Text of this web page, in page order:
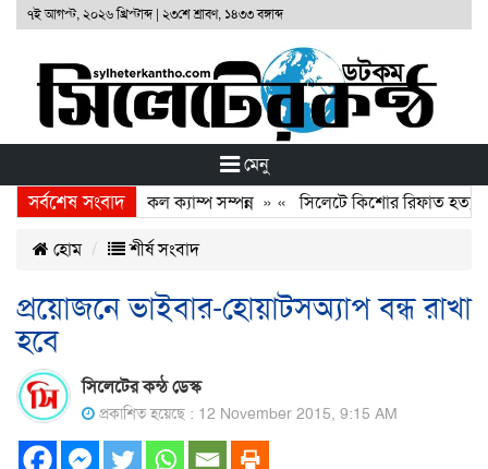
৭ই আগস্ট, ২০২৬ খ্রিস্টাব্দ| ২৩শে শ্রাবণ, ১৪৩৩ বঙ্গাব্দ
মেনু
সর্বশেষ সংবাদফ্রি মেডিকেল ক্যাম্প সম্পন্ন» « সিলেটে কিশোর রিফাত
হোম শীর্ষ সংবাদ
প্রয়োজনে ভাইবার-হোয়াটসঅ্যাপ বন্ধ রাখা
হবে
সিলেটের কন্ঠ ডেস্ক
প্রকাশিত হয়েছে : 12 November 2015, 9:15 AM